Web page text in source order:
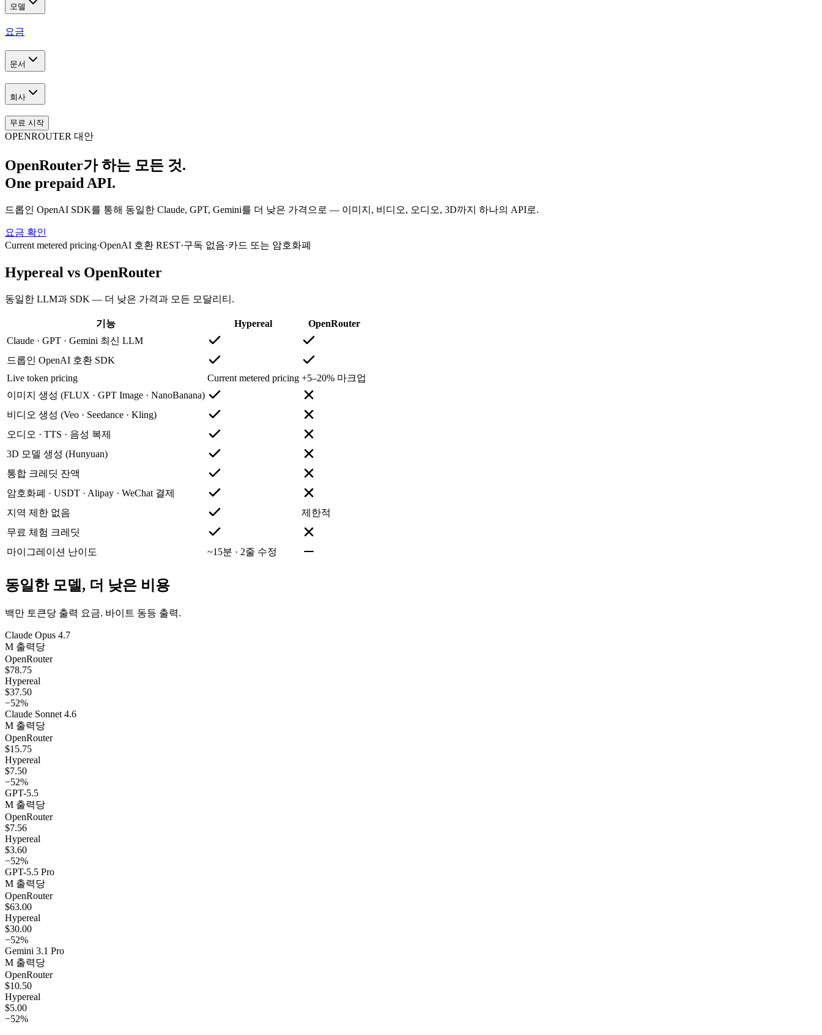
모델
요금
문서
회사
무료 시작
OPENROUTER 대안
OpenRouter가 하는 모든 것.
One prepaid API.
드롭인 OpenAI SDK를 통해 동일한 Claude, GPT, Gemini를 더 낮은 가격으로 — 이미지, 비디오, 오디오, 3D까지 하나의 API로.
요금 확인
Current metered pricing·OpenAI 호환 REST·구독 없음·카드 또는 암호화폐
Hypereal vs OpenRouter
동일한 LLM과 SDK — 더 낮은 가격과 모든 모달리티.
기능 Hypereal
OpenRouter
Claude · GPT · Gemini 최신 LLM
드롭인 OpenAI 호환 SDK
Live token pricing
Current metered pricing +5–20% 마크업
이미지 생성 (FLUX · GPT Image · NanoBanana)
비디오 생성 (Veo · Seedance · Kling)
오디오 · TTS · 음성 복제
3D 모델 생성 (Hunyuan)
통합 크레딧 잔액
암호화폐 · USDT · Alipay · WeChat 결제
지역 제한 없음
제한적
무료 체험 크레딧
마이그레이션 난이도
~15분 · 2줄 수정
동일한 모델, 더 낮은 비용
백만 토큰당 출력 요금. 바이트 동등 출력.
Claude Opus 4.7
M 출력당
OpenRouter
$78.75
Hypereal
$37.50
−52%
Claude Sonnet 4.6
M 출력당
OpenRouter
$15.75
Hypereal
$7.50
−52%
GPT-5.5
M 출력당
OpenRouter
$7.56
Hypereal
$3.60
−52%
GPT-5.5 Pro
M 출력당
OpenRouter
$63.00
Hypereal
$30.00
−52%
Gemini 3.1 Pro
M 출력당
OpenRouter
$10.50
Hypereal
$5.00
−52%